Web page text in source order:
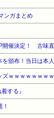
ンガまとめ
開催決定！ 古味
頒布！当日は本
ズｗｗｗｗｗｗｗ
する』